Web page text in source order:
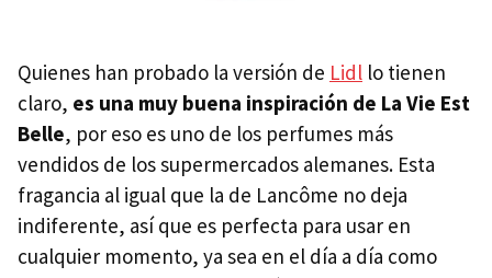
Quienes han probado la versión de Lidl lo tienen
claro, es una muy buena inspiración de La Vie Est
Belle, por eso es uno de los perfumes más
vendidos de los supermercados alemanes. Esta
fragancia al igual que la de Lancôme no deja
indiferente, así que es perfecta para usar en
cualquier momento, ya sea en el día a día como